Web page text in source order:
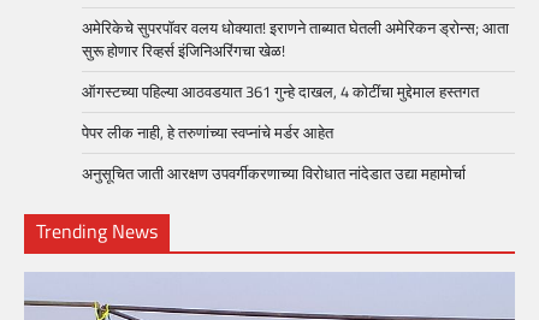
अमेरिकेचे सुपरपॉवर वलय धोक्यात! इराणने ताब्यात घेतली अमेरिकन ड्रोन्स; आता
सुरू होणार रिव्हर्स इंजिनिअरिंगचा खेळ!
ऑगस्टच्या पहिल्या आठवडयात 361 गुन्हे दाखल, 4 कोटींचा मुद्देमाल हस्तगत
पेपर लीक नाही, हे तरुणांच्या स्वप्नांचे मर्डर आहेत
अनुसूचित जाती आरक्षण उपवर्गीकरणाच्या विरोधात नांदेडात उद्या महामोर्चा
Trending News